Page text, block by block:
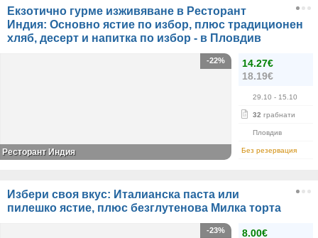
Екзотично гурме изживяване в Ресторант
Индия: Основно ястие по избор, плюс традиционен
хляб, десерт и напитка по избор - в Пловдив
14.27€
18.19€
29.10 - 15.10
32 грабнати
Пловдив
Без резервация
-22%
Ресторант Индия
Избери своя вкус: Италианска паста или
пилешко ястие, плюс безглутенова Милка торта
8.00€
-23%